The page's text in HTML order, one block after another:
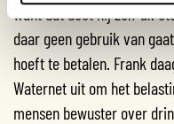
want dat doet hij zelf al.
daar geen gebruik van
hoeft te betalen. Frank
Waternet uit om het
mensen bewuster over